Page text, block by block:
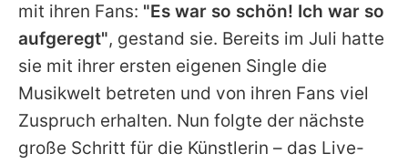
Redaktionelle Richtlinien
Impressum
Datenschutzerklärung
Nutzungsbedingungen
mit ihren Fans: "Es war so schön! Ich war so
aufgeregt", gestand sie. Bereits im Juli hatte
sie mit ihrer ersten eigenen Single die
Musikwelt betreten und von ihren Fans viel
Zuspruch erhalten. Nun folgte der nächste
große Schritt für die Künstlerin – das Live-